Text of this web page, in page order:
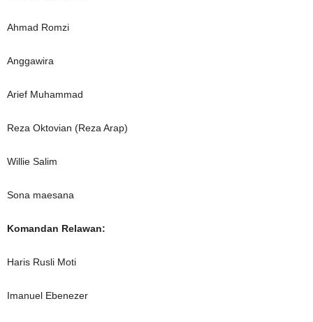
Ahmad Romzi
Anggawira
Arief Muhammad
Reza Oktovian (Reza Arap)
Willie Salim
Sona maesana
Komandan Relawan:
Haris Rusli Moti
Imanuel Ebenezer